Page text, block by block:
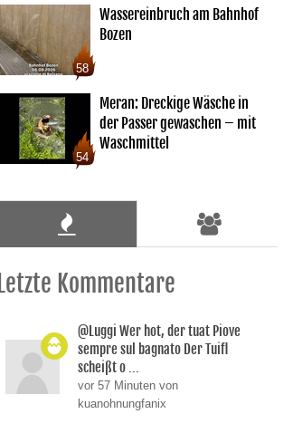
58
Wassereinbruch am Bahnhof
Bozen
54
Meran: Dreckige Wäsche in
der Passer gewaschen – mit
Waschmittel
Letzte Kommentare
@Luggi Wer hot, der tuat Piove
sempre sul bagnato Der Tuifl
scheißt o ...
vor 57 Minuten von
kuanohnungfanix